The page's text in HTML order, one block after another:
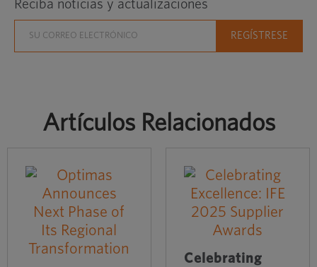
Reciba noticias y actualizaciones
Artículos Relacionados
Celebrating